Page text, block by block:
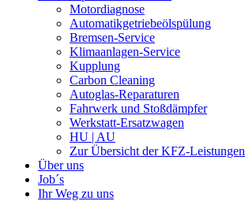
Motordiagnose
Automatikgetriebeölspülung
Bremsen-Service
Klimaanlagen-Service
Kupplung
Carbon Cleaning
Autoglas-Reparaturen
Fahrwerk und Stoßdämpfer
Werkstatt-Ersatzwagen
HU | AU
Zur Übersicht der KFZ-Leistungen
Über uns
Job´s
Ihr Weg zu uns